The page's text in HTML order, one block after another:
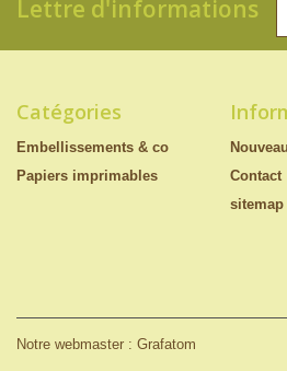
Lettre d'informations
Catégories
Embellissements & co
Papiers imprimables
Contact
sitemap
Notre webmaster : Grafatom